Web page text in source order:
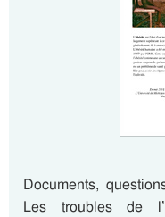
Documents,
Les troubles de